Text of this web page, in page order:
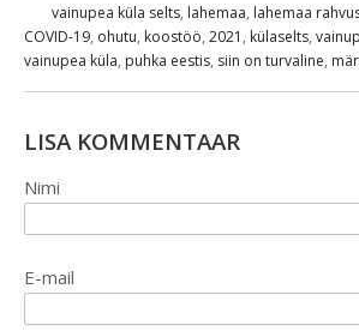
vainupea küla selts, lahemaa, lahemaa
COVID-19, ohutu, koostöö, 2021 , külaselts,
vainupea küla, puhka eestis, siin on turvaline,
LISA KOMMENTAAR
Nimi
E-mail